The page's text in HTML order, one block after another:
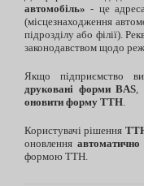
автомобіль» - це
(місцезнаходження
підрозділу або філії).
законодавством щодо
Якщо підприємство
друковані форми BAS,
оновити форму ТТН.
Користувачі рішення
оновленняавтоматично
формою ТТН.